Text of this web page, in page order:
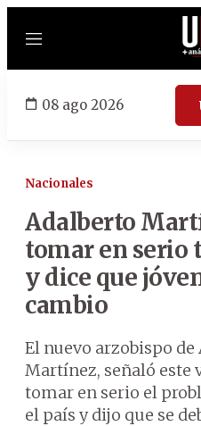
Menú
08 ago 2026
Nacionales
Adalberto
tomar en serio
y dice que
cambio
El nuevo arzobispo
Martínez, señaló este
tomar en serio el
el país y dijo que se